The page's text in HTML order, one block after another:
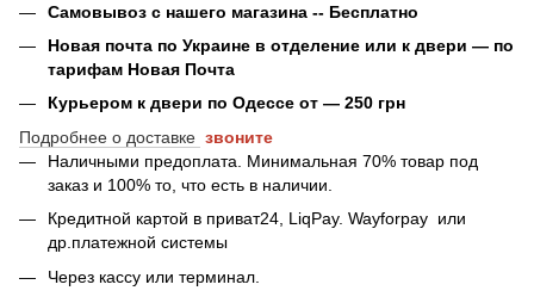
Самовывоз с нашего магазина -- Бесплатно
Новая почта по Украине в отделение или к двери — по
тарифам Новая Почта
Курьером к двери по Одессе от — 250 грн
Подробнее о доставке звоните
Наличными предоплата. Минимальная 70% товар под
заказ и 100% то, что есть в наличии.
Кредитной картой в приват24, LiqPay. Wayforpay или
др.платежной системы
Через кассу или терминал.